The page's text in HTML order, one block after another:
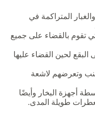
المتراكمة في
تقوم بالقضاء على جميع
البقع لحين القضاء عليها
وتعرضهم لاشعة
أجهزة البخار وأيضًا
طويلة المدى.